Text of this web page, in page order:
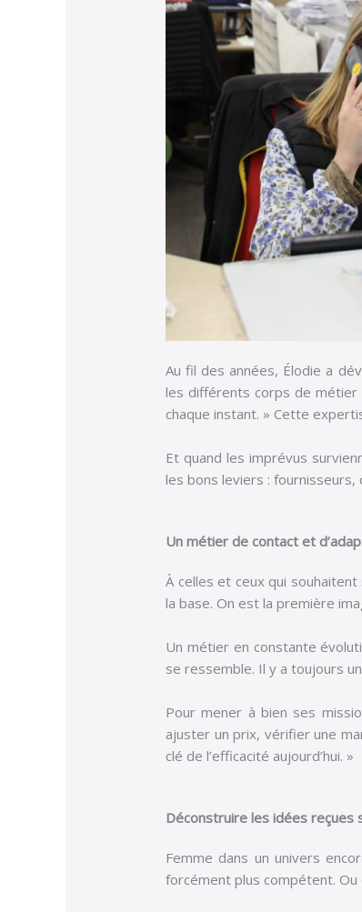
Au fil des années, Élodie a
les différents corps de métier
chaque instant. » Cette
Et quand les imprévus
les bons leviers :
Un métier de contact et
À celles et ceux qui
la base. On est la première
Un métier en constante
se ressemble. Il y a toujours
Pour mener à bien ses
ajuster un prix, vérifier une
clé de l’efficacité aujourd’hui. »
Déconstruire les idées reçues
Femme dans un univers
forcément plus compétent. Ou